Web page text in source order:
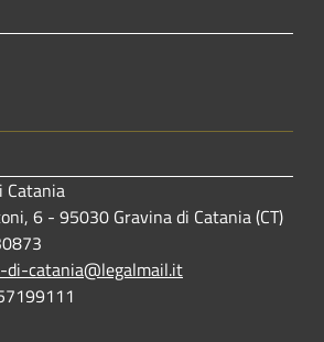
Catania
6 - 95030 Gravina di Catania (CT)
di-catania@legalmail.it